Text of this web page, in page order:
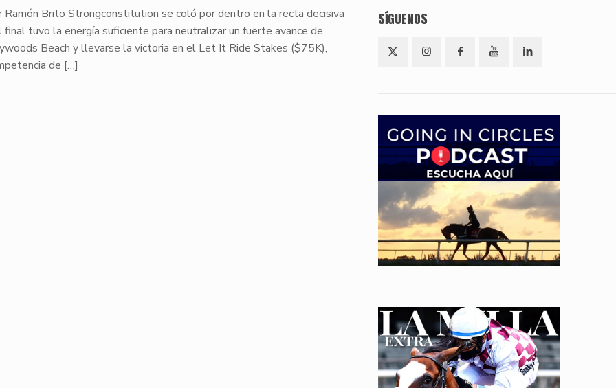
Ramón Brito Strongconstitution se coló por dentro en la recta decisiva
final tuvo la energía suficiente para neutralizar un fuerte avance de
Beach y llevarse la victoria en el Let It Ride Stakes ($75K),
de […]
SÍGUENOS